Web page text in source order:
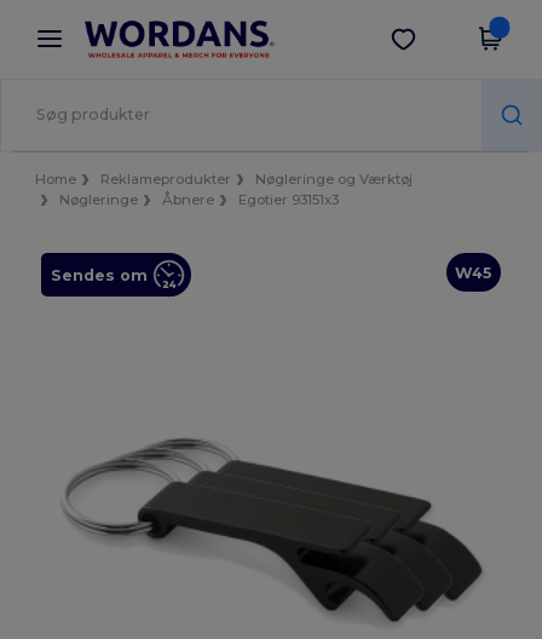
× Wordans-app
Bedre priser i appen!
Hent app
Home Reklameprodukter
Nøgleringe og Værktøj
Nøgleringe
Åbnere Egotier 93151x3
W45
Sendes om